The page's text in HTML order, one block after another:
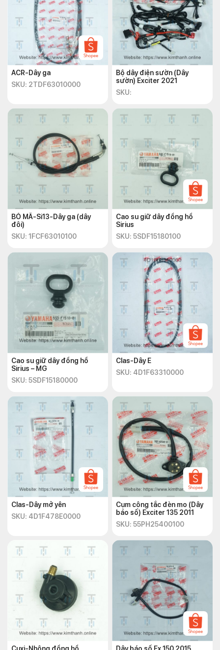
Địa chỉ: 72 – 74 Phạm Hữu Chí, P.12, Q.5, TP.HCM
Website: https://kimthanh.online/
Hotline: +842838547570
Email: chkimthanh72@gmail.com
ACR-Dây ga
SKU: 2TDF63010000
Bộ dây điện sườn (Dây
sườn) Exciter 2021
SKU:
BỎ MÃ-Si13-Dây ga (dây
đôi)
SKU: 1FCF63010100
Cao su giữ dây đồng hồ
Sirius
SKU: 5SDF15180100
Cao su giữ dây đồng hồ
Sirius – MG
SKU: 5SDF15180000
Clas-Dây E
SKU: 4D1F63310000
Clas-Dây mở yên
SKU: 4D1F478E0000
Cụm công tắc đèn mo (Dây
báo số) Exciter 135 2011
SKU: 55PH25400100